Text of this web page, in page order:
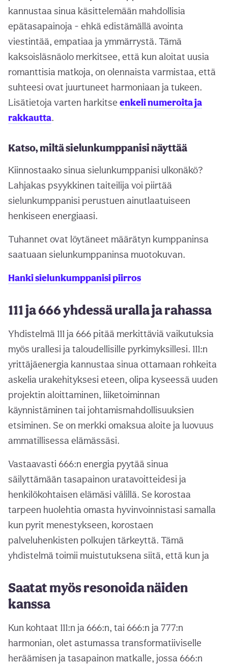
kannustaa sinua käsittelemään mahdollisia
epätasapainoja - ehkä edistämällä avointa
viestintää, empatiaa ja ymmärrystä. Tämä
kaksoisläsnäolo merkitsee, että kun aloitat uusia
romanttisia matkoja, on olennaista varmistaa, että
suhteesi ovat juurtuneet harmoniaan ja tukeen.
Lisätietoja varten harkitse enkeli numeroita ja
rakkautta.
Katso, miltä sielunkumppanisi näyttää
Kiinnostaako sinua sielunkumppanisi ulkonäkö?
Lahjakas psyykkinen taiteilija voi piirtää
sielunkumppanisi perustuen ainutlaatuiseen
henkiseen energiaasi.
Tuhannet ovat löytäneet määrätyn kumppaninsa
saatuaan sielunkumppaninsa muotokuvan.
Hanki sielunkumppanisi piirros
111 ja 666 yhdessä uralla ja rahassa
Yhdistelmä 111 ja 666 pitää merkittäviä vaikutuksia
myös urallesi ja taloudellisille pyrkimyksillesi. 111:n
yrittäjäenergia kannustaa sinua ottamaan rohkeita
askelia urakehityksesi eteen, olipa kyseessä uuden
projektin aloittaminen, liiketoiminnan
käynnistäminen tai johtamismahdollisuuksien
etsiminen. Se on merkki omaksua aloite ja luovuus
ammatillisessa elämässäsi.
Vastaavasti 666:n energia pyytää sinua
säilyttämään tasapainon uratavoitteidesi ja
henkilökohtaisen elämäsi välillä. Se korostaa
tarpeen huolehtia omasta hyvinvoinnistasi samalla
kun pyrit menestykseen, korostaen
palveluhenkisten polkujen tärkeyttä. Tämä
yhdistelmä toimii muistutuksena siitä, että kun ja
Saatat myös resonoida näiden
kanssa
Kun kohtaat 111:n ja 666:n, tai 666:n ja 777:n
harmonian, olet astumassa transformatiiviselle
heräämisen ja tasapainon matkalle, jossa 666:n